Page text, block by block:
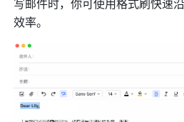
写邮件时，你可使用格式刷快速
效率。